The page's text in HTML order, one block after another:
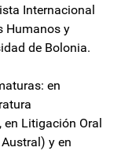
Internacional
Humanos y
de Bolonia.
en
Litigación Oral
y en